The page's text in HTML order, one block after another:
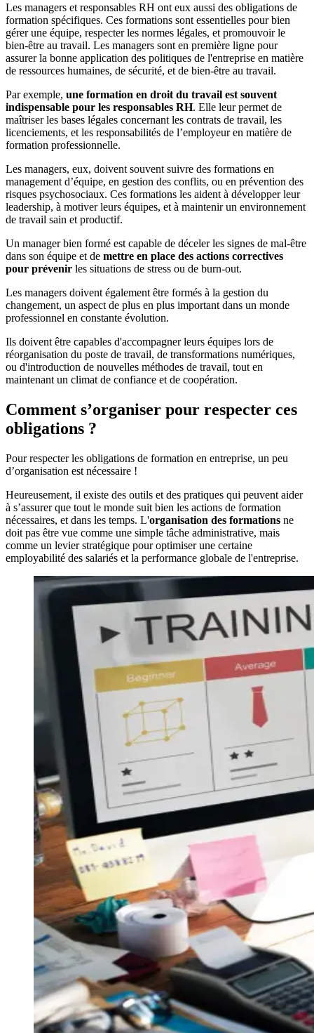
Les managers et responsables RH ont eux aussi des obligations de
formation spécifiques. Ces formations sont essentielles pour bien
gérer une équipe, respecter les normes légales, et promouvoir le
bien-être au travail. Les managers sont en première ligne pour
assurer la bonne application des politiques de l'entreprise en matière
de ressources humaines, de sécurité, et de bien-être au travail.
Par exemple, une formation en droit du travail est souvent
indispensable pour les responsables RH. Elle leur permet de
maîtriser les bases légales concernant les contrats de travail, les
licenciements, et les responsabilités de l’employeur en matière de
formation professionnelle.
Les managers, eux, doivent souvent suivre des formations en
management d’équipe, en gestion des conflits, ou en prévention des
risques psychosociaux. Ces formations les aident à développer leur
leadership, à motiver leurs équipes, et à maintenir un environnement
de travail sain et productif.
Un manager bien formé est capable de déceler les signes de mal-être
dans son équipe et de mettre en place des actions correctives
pour prévenir les situations de stress ou de burn-out.
Les managers doivent également être formés à la gestion du
changement, un aspect de plus en plus important dans un monde
professionnel en constante évolution.
Ils doivent être capables d'accompagner leurs équipes lors de
réorganisation du poste de travail, de transformations numériques,
ou d'introduction de nouvelles méthodes de travail, tout en
maintenant un climat de confiance et de coopération.
Comment s’organiser pour respecter ces
obligations ?
Pour respecter les obligations de formation en entreprise, un peu
d’organisation est nécessaire !
Heureusement, il existe des outils et des pratiques qui peuvent aider
à s’assurer que tout le monde suit bien les actions de formation
nécessaires, et dans les temps. L'organisation des formations ne
doit pas être vue comme une simple tâche administrative, mais
comme un levier stratégique pour optimiser une certaine
employabilité des salariés et la performance globale de l'entreprise.